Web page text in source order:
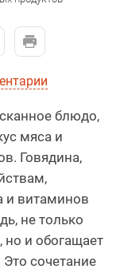
блюдо,
мяса и
Говядина,
и витаминов
не только
и обогащает
сочетание